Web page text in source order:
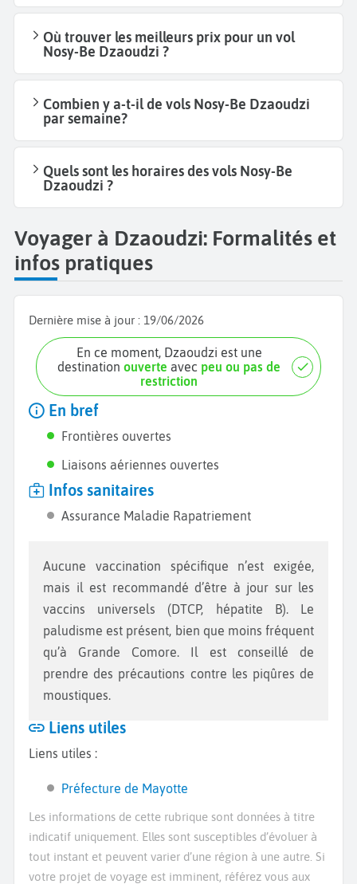
Où trouver les meilleurs prix pour un vol
Nosy-Be Dzaoudzi ?
Combien y a-t-il de vols Nosy-Be Dzaoudzi
par semaine?
Quels sont les horaires des vols Nosy-Be
Dzaoudzi ?
Voyager à Dzaoudzi: Formalités et
infos pratiques
Dernière mise à jour : 19/06/2026
En ce moment, Dzaoudzi est une
destinationouverte avec peu ou pas de
restriction
En bref
Frontières ouvertes
Liaisons aériennes ouvertes
Infos sanitaires
Assurance Maladie Rapatriement
Aucune vaccination spécifique n’est exigée,
mais il est recommandé d’être à jour sur les
vaccins universels (DTCP, hépatite B). Le
paludisme est présent, bien que moins fréquent
qu’à Grande Comore. Il est conseillé de
prendre des précautions contre les piqûres de
moustiques.
Liens utiles
Liens utiles :
Préfecture de Mayotte
Les informations de cette rubrique sont données à titre
indicatif uniquement. Elles sont susceptibles d’évoluer à
tout instant et peuvent varier d’une région à une autre. Si
votre projet de voyage est imminent, référez vous aux